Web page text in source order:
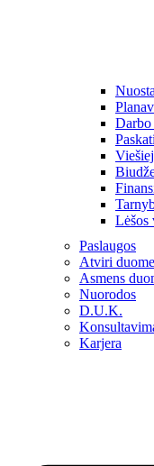
Darbo
Lėšos
Paslaugos
Atviri
Asmens
Nuorodos
D.U.K.
Karjera